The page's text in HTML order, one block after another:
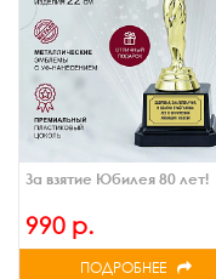
За взятие Юбилея 80 лет!
990 р.
ПОДРОБНЕЕ